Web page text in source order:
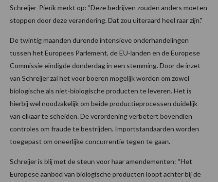
Schreijer-Pierik merkt op: "Deze bedrijven zouden anders moeten
stoppen door deze verandering. Dat zou uiteraard heel raar zijn."
De twintig maanden durende intensieve onderhandelingen
tussen het Europees Parlement, de EU-landen en de Europese
Commissie eindigde donderdag in een stemming. Door de inzet
van Schreijer zal het voor boeren mogelijk worden om zowel
biologische als niet-biologische producten te leveren. Het is
hierbij wel noodzakelijk om beide productieprocessen duidelijk
van elkaar te scheiden. De verordening verbetert bovendien
controles om fraude te bestrijden. Importstandaarden worden
toegepast om oneerlijke concurrentie tegen te gaan.
Schreijer is blij met de steun voor haar amendementen: “Het
Europese aanbod van biologische producten loopt achter bij de